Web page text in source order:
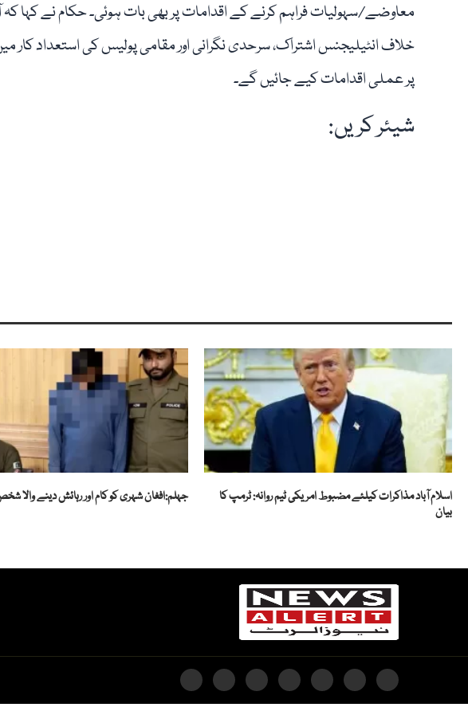
معاوضے/سہولیات فراہم کرنے کے اقدامات پر بھی بات ہوئی۔ حکام نے کہا
خلاف انٹیلیجنس اشتراک، سرحدی نگرانی اور مقامی پولیس کی استعداد
پر عملی اقدامات کیے جائیں گے۔
شیئر کریں:
اسلام آباد مذاکرات کیلئے مضبوط امریکی ٹیم روانہ: ٹرمپ کا
بیان
جہلم:افغان شہری کو کام اور رہائش دینے والا